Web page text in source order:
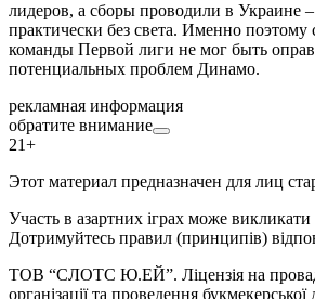
лидеров, а сборы проводили в Украине –
практически без света. Именно поэтому
команды Первой лиги не мог быть
потенциальных проблем Динамо.
рекламная информация
обратите внимание
21+
Этот материал предназначен для лиц
Участь в азартних іграх може викликати
Дотримуйтесь правил (принципів)
ТОВ “СЛОТС Ю.ЕЙ”. Ліцензія на
організації та проведення букмекерської